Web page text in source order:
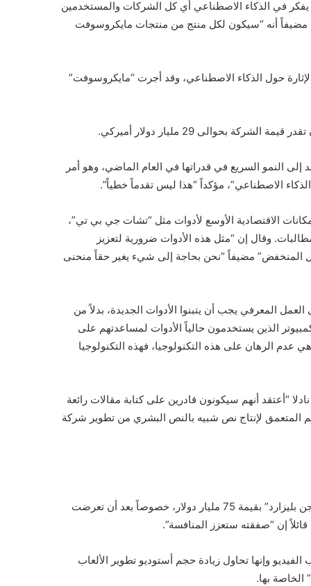
في الذكاء الاصطناعي أي كل الشركات والمستخدمين
مضيفاً أنه “سيكون لكل منتج من منتجات مايكروسوفت
حول الذكاء الاصطناعي، وقد أجرت “مايكروسوفت”
بحوالى 29 مليار دولار أميركي.
إلى النمو السريع في قدراتها في العام الماضي، وهو أمر
الاصطناعي”، مؤكداً “هذا ليس تقدماً خطياً”.
الاقتصادية الأوسع لأدوات مثل “تشات جي بي تي”،
وقال إن “مثل هذه الأدوات ضرورية لتعزيز
المنخفض” مضيفاً “نحن بحاجة إلى شيء يغير حقاً منحنى
المعرفي يجب أن يتبنوا الأدوات الجديدة، بدلاً من
الذين يستخدمون حالياً الأدوات لمساعدتهم على
عدم الرهان على هذه التكنولوجيا، فهذه التكنولوجيا
“أعتقد أنهم سيكونون قادرين على كتابة مقالات رائعة
المتعمق لإنتاج نص شبيه بالنص البشري من تطوير شركة
ودافع نادلا عن استحواذ عملاق البرمجيات على شركة الألعاب “أكتيفيجن بليزارد” بقيمة 75 مليار دولار، خصوصاً بعد أن تعرضت
إن “صفقته ستعزز المنافسة”.
وإنها تحاول زيادة حجم أستوديو تطوير الألعاب
بها.